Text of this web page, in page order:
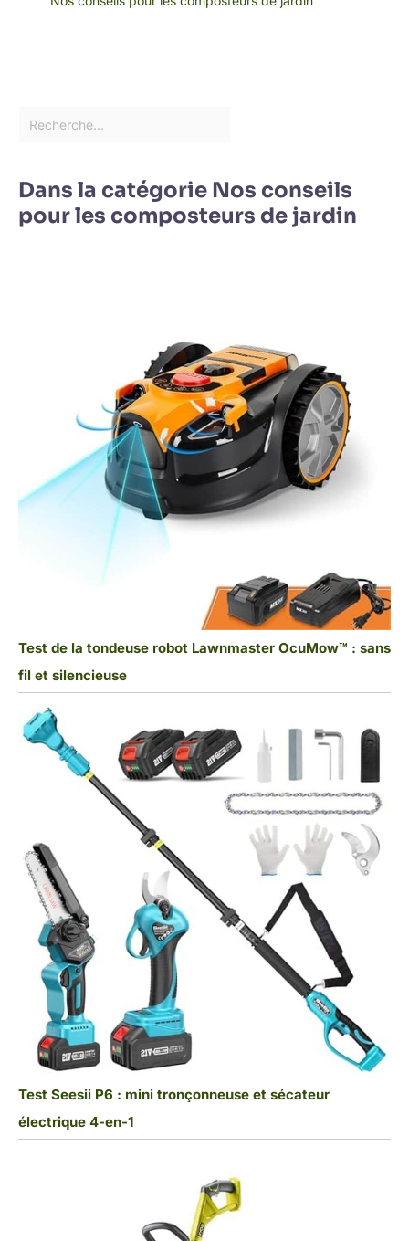
Dans la catégorie Nos conseils
pour les composteurs de jardin
Test de la tondeuse robot Lawnmaster OcuMow™ : sans
fil et silencieuse
Test Seesii P6 : mini tronçonneuse et sécateur
électrique 4-en-1